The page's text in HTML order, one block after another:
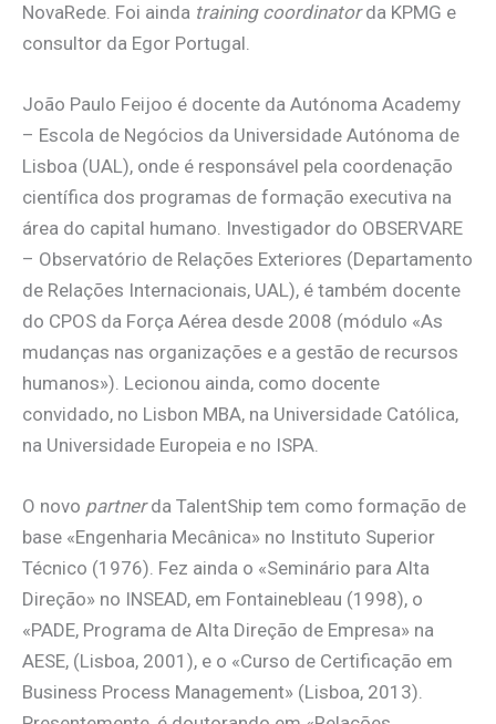
NovaRede. Foi ainda training coordinatorda KPMG e
consultor da Egor Portugal.
João Paulo Feijoo é docente da Autónoma Academy
– Escola de Negócios da Universidade Autónoma de
Lisboa (UAL), onde é responsável pela coordenação
científica dos programas de formação executiva na
área do capital humano. Investigador do OBSERVARE
– Observatório de Relações Exteriores (Departamento
de Relações Internacionais, UAL), é também docente
do CPOS da Força Aérea desde 2008 (módulo «As
mudanças nas organizações e a gestão de recursos
humanos»). Lecionou ainda, como docente
convidado, no Lisbon MBA, na Universidade Católica,
na Universidade Europeia e no ISPA.
O novo partnerda TalentShip tem como formação de
base «Engenharia Mecânica» no Instituto Superior
Técnico (1976). Fez ainda o «Seminário para Alta
Direção» no INSEAD, em Fontainebleau (1998), o
«PADE, Programa de Alta Direção de Empresa» na
AESE, (Lisboa, 2001), e o «Curso de Certificação em
Business Process Management» (Lisboa, 2013).